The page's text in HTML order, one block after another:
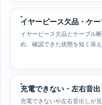
イヤーピース欠品・ケ
イヤーピース欠品とケーブル
め、確認できた状態を短く添え
充電できない・左右音出
充電できないや左右音出しが